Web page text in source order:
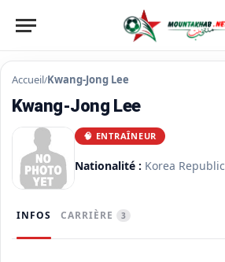
Accueil/Kwang-Jong Lee
Kwang-Jong Lee
🧠 ENTRAÎNEUR
Nationalité : Korea Republic
INFOS CARRIÈRE 3